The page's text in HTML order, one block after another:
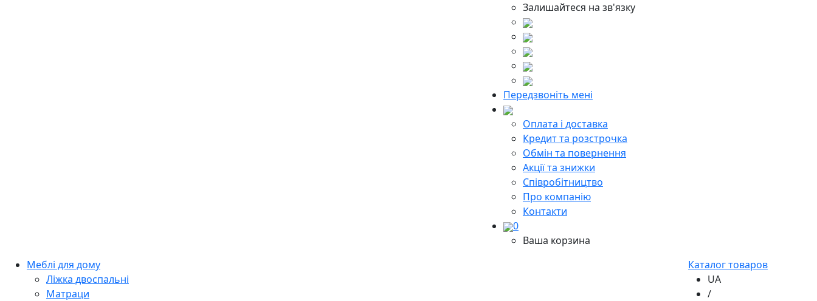
Залишайтеся на зв'язку
Передзвоніть мені
Оплата і доставка
Кредит та розстрочка
Обмін та повернення
Акції та знижки
Cпівробітництво
Про компанію
Контакти
0
Ваша корзина
Меблі для дому
Ліжка двоспальні
Матраци
Каталог товаров
UA
/